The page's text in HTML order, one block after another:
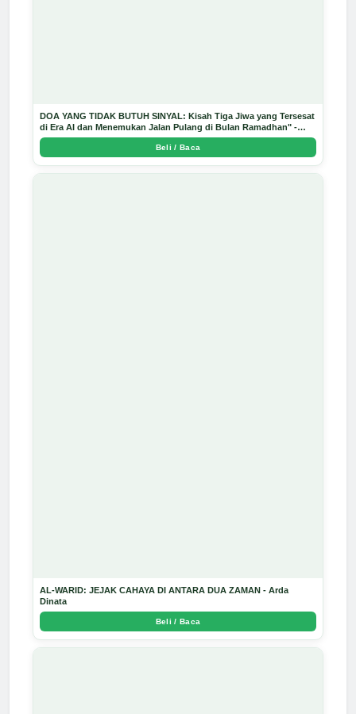
DOA YANG TIDAK BUTUH SINYAL: Kisah Tiga Jiwa yang Tersesat
di Era AI dan Menemukan Jalan Pulang di Bulan Ramadhan" -
Arda Dinata
Beli / Baca
AL-WARID: JEJAK CAHAYA DI ANTARA DUA ZAMAN - Arda
Dinata
Beli / Baca